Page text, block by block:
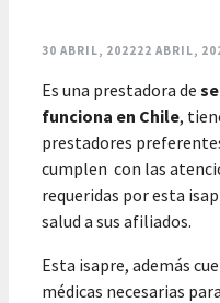
30 ABRIL, 202222 ABRIL,
Es una prestadora de
funciona en Chile,
prestadores
cumplen con las
requeridas por esta
salud a sus afiliados.
Esta isapre, además
médicas necesarias